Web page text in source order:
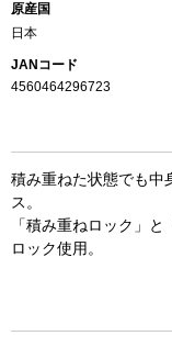
原産国
日本
JANコード
4560464296723
積み重ねた状態でも中
ス。
「積み重ねロック」
ロック使用。